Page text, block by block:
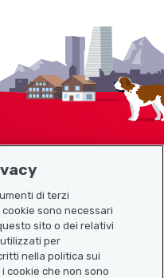
di terzi
sono necessari
sito o dei relativi
per
nella politica sui
cookie che non sono